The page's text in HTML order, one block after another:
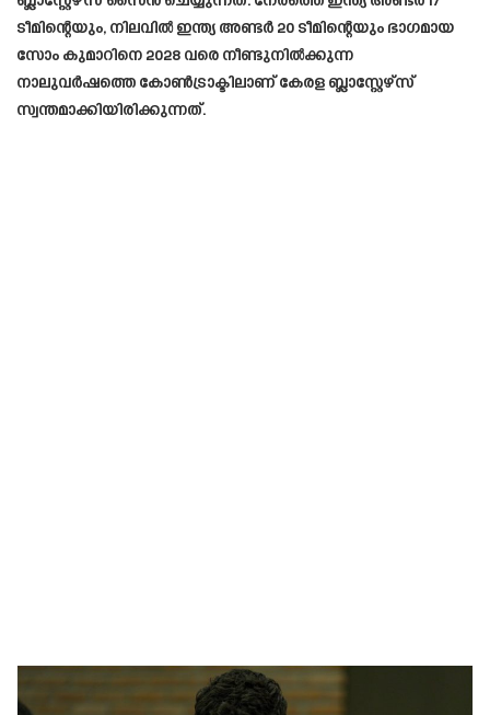
ടീമിന്റെയും, നിലവിൽ ഇന്ത്യ അണ്ടർ 20 ടീമിന്റെയും ഭാഗമായ
സോം കുമാറിനെ 2028 വരെ നീണ്ടുനിൽക്കുന്ന
നാലുവർഷത്തെ കോൺട്രാക്ടിലാണ് കേരള ബ്ലാസ്റ്റേഴ്സ്
സ്വന്തമാക്കിയിരിക്കുന്നത്.